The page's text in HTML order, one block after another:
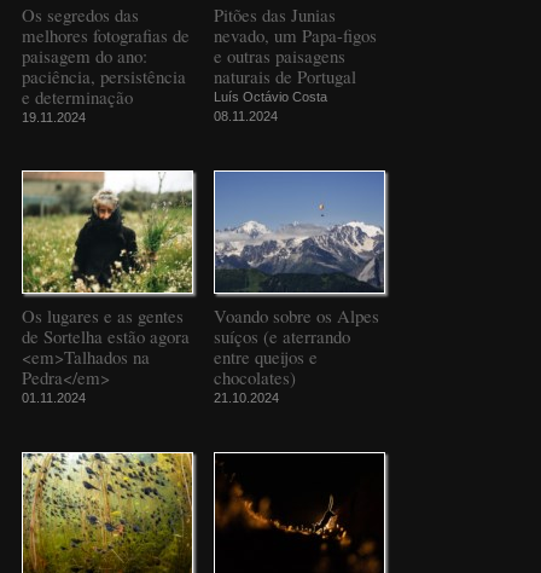
Os segredos das
melhores fotografias de
paisagem do ano:
paciência, persistência
e determinação
19.11.2024
Pitões das Junias
nevado, um Papa-figos
e outras paisagens
naturais de Portugal
Luís Octávio Costa
08.11.2024
Os lugares e as gentes
de Sortelha estão agora
<em>Talhados na
Pedra</em>
01.11.2024
Voando sobre os Alpes
suíços (e aterrando
entre queijos e
chocolates)
21.10.2024